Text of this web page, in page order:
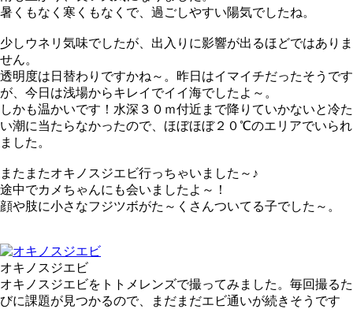
暑くもなく寒くもなくで、過ごしやすい陽気でしたね。
少しウネリ気味でしたが、出入りに影響が出るほどではありま
せん。
透明度は日替わりですかね～。昨日はイマイチだったそうです
が、今日は浅場からキレイでイイ海でしたよ～。
しかも温かいです！水深３０ｍ付近まで降りていかないと冷た
い潮に当たらなかったので、ほぼほぼ２０℃のエリアでいられ
ました。
またまたオキノスジエビ行っちゃいました～♪
途中でカメちゃんにも会いましたよ～！
顔や肢に小さなフジツボがた～くさんついてる子でした～。
オキノスジエビ
オキノスジエビをトトメレンズで撮ってみました。毎回撮るた
びに課題が見つかるので、まだまだエビ通いが続きそうです